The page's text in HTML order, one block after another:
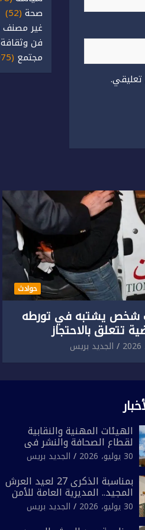
تعليقي.
صحة (52)
غير مصنف
فن وثقافة
مجتمع (1٬975)
حوادث
شخص يشتبه في تورطه
تتعلق بالاحتجاز
بارتكاب اعتداء جنسي
إضرام النار عمدا.
الجديد بريس
الهيئات المهنية والنقابية
لقطاع الصحافة والنشر في
المغرب تعلن رفضها القاطع
لـ”أي أجندة انتخابية مُعدة على
مقاس سياسي ومصلحي ضيق”
30 يوليو، 2026 الجديد بريس
بمناسبة الذكرى 27 لعيد العرش
المجيد.. المديرية العامة للأمن
الوطني تفتتح المقر الجديد
لفرقة الشرطة السياحية بفاس
30 يوليو، 2026 الجديد بريس